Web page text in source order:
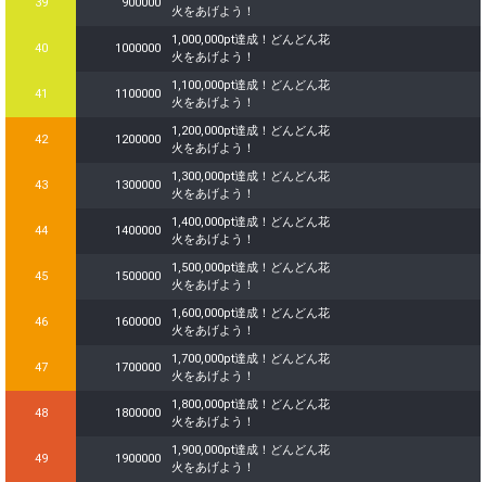
火をあげよう！
40 1000000
1,000,000pt達成！どんどん花
火をあげよう！
41 1100000
1,100,000pt達成！どんどん花
火をあげよう！
42 1200000
1,200,000pt達成！どんどん花
火をあげよう！
43 1300000
1,300,000pt達成！どんどん花
火をあげよう！
44 1400000
1,400,000pt達成！どんどん花
火をあげよう！
45 1500000
1,500,000pt達成！どんどん花
火をあげよう！
46 1600000
1,600,000pt達成！どんどん花
火をあげよう！
47 1700000
1,700,000pt達成！どんどん花
火をあげよう！
48 1800000
1,800,000pt達成！どんどん花
火をあげよう！
49 1900000
1,900,000pt達成！どんどん花
火をあげよう！